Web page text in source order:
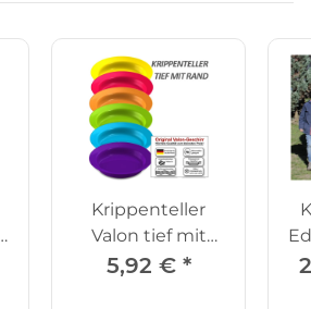
Krippenteller
Valon tief mit
Rand
5,92 € *